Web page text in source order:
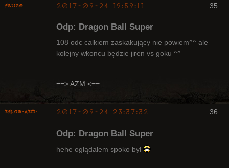
35
Frugo 2017-09-24 19:59:11
Odp: Dragon Ball Super
108 odc calkiem zaskakujący nie powiem^^ ale
kolejny wkoncu będzie jiren vs goku ^^
==> AZM <==
36
ZelgO-AZM- 2017-09-24 23:37:32
Odp: Dragon Ball Super
hehe oglądałem spoko był